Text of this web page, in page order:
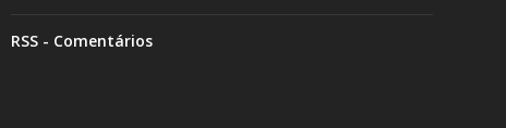
RSS - Comentários